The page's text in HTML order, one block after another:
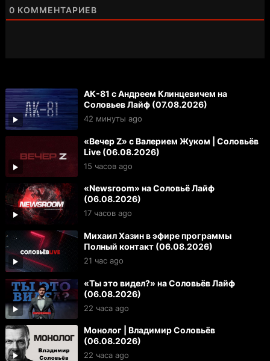
0 КОММЕНТАРИЕВ
АК-81 с Андреем Клинцевичем на
Соловьев Лайф (07.08.2026)
42 минуты ago
«Вечер Z» с Валерием Жуком | Соловьёв
Live (06.08.2026)
15 часов ago
«Newsroom» на Соловьё Лайф
(06.08.2026)
17 часов ago
Михаил Хазин в эфире программы
Полный контакт (06.08.2026)
21 час ago
«Ты это видел?» на Соловьёв Лайф
(06.08.2026)
22 часа ago
Монолог | Владимир Соловьёв
(06.08.2026)
22 часа ago